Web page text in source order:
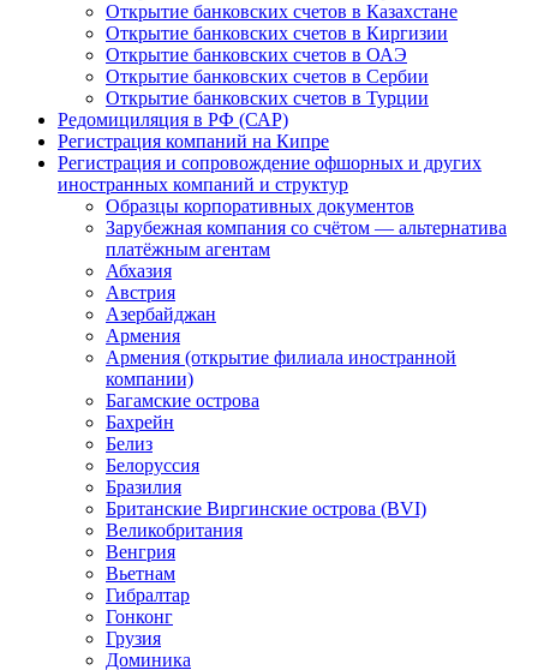
Открытие банковских счетов в Казахстане
Открытие банковских счетов в Киргизии
Открытие банковских счетов в ОАЭ
Открытие банковских счетов в Сербии
Открытие банковских счетов в Турции
Редомициляция в РФ (САР)
Регистрация компаний на Кипре
Регистрация и сопровождение офшорных и других
иностранных компаний и структур
Образцы корпоративных документов
Зарубежная компания со счётом — альтернатива
платёжным агентам
Абхазия
Австрия
Азербайджан
Армения
Армения (открытие филиала иностранной
компании)
Багамские острова
Бахрейн
Белиз
Белоруссия
Бразилия
Британские Виргинские острова (BVI)
Великобритания
Венгрия
Вьетнам
Гибралтар
Гонконг
Грузия
Доминика